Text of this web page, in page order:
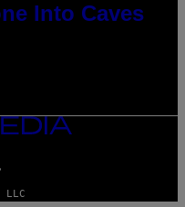
Into Caves
LLC